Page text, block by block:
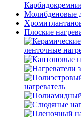
Молибденовые
Плоские
ленточные
нагреватель